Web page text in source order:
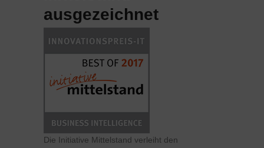
ausgezeichnet
Die Initiative Mittelstand verleiht den